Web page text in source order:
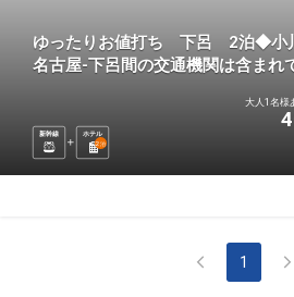
ゆったりお値打ち 下呂 2泊◆小
名古屋-下呂間の交通機関は含まれ
新幹線
ホテル
2泊
大人1名様
1